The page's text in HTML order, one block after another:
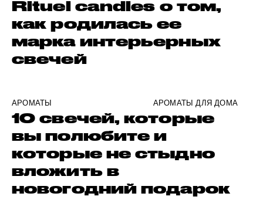
Rituel candles о том,
как родилась ее
марка интерьерных
свечей
АРОМАТЫ АРОМАТЫ ДЛЯ ДОМА
10 свечей, которые
вы полюбите и
которые не стыдно
вложить в
новогодний подарок